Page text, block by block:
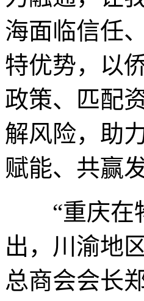
海面临信任
特优势，以
政策、匹配
解风险，助
赋能、共赢
“重庆在物
出，川渝地
总商会会长